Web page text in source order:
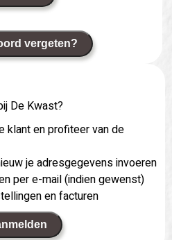
vergeten?
De Kwast?
klant en profiteer van de
je adresgegevens invoeren
per e-mail (indien gewenst)
en facturen